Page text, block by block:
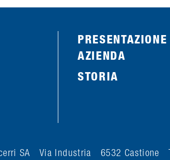
PRESENTAZIONE
AZIENDA
STORIA
SA Via Industria 6532